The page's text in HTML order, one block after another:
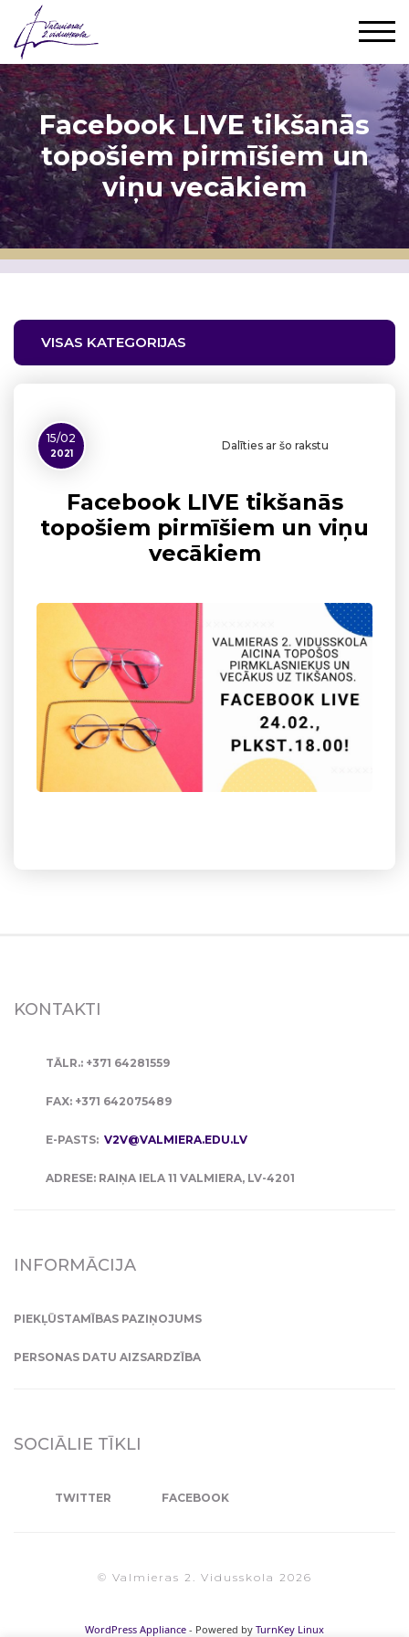
Facebook LIVE tikšanās
topošiem pirmīšiem un
viņu vecākiem
VISAS KATEGORIJAS
15/02
2021
Dalīties ar šo rakstu
Facebook LIVE tikšanās
topošiem pirmīšiem un viņu
vecākiem
KONTAKTI
TĀLR.: +371 64281559
FAX: +371 642075489
E-PASTS: V2V@VALMIERA.EDU.LV
ADRESE: RAIŅA IELA 11 VALMIERA, LV-4201
INFORMĀCIJA
PIEKĻŪSTAMĪBAS PAZIŅOJUMS
PERSONAS DATU AIZSARDZĪBA
SOCIĀLIE TĪKLI
TWITTER FACEBOOK
© Valmieras 2. Vidusskola 2026
WordPress Appliance - Powered by TurnKey Linux